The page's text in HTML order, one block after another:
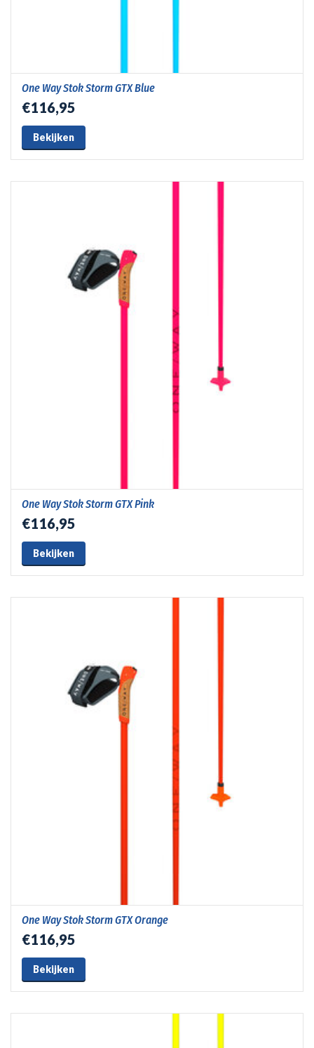
One Way Stok Storm GTX Blue
€116,95
Bekijken
One Way Stok Storm GTX Pink
€116,95
Bekijken
One Way Stok Storm GTX Orange
€116,95
Bekijken